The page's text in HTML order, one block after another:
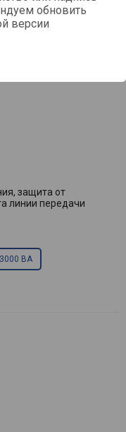
обновить
версии
защита от
линии передачи
3000 ВА